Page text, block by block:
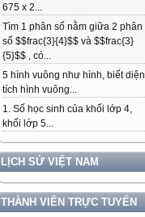
675 x 2...
Tìm 1 phân số nằm giữa 2 phân
số $$frac{3}{4}$$ và $$frac{3}
{5}$$ , có...
5 hình vuông như hình, biết diện
tích hình vuông...
1. Số học sinh của khối lớp 4,
khối lớp 5...
LỊCH SỬ VIỆT NAM
THÀNH VIÊN TRỰC TUYẾN